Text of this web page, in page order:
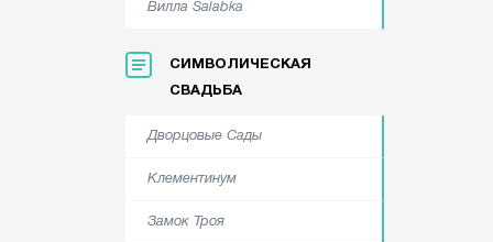
Вилла Salabka
СИМВОЛИЧЕСКАЯ
СВАДЬБА
Дворцовые Сады
Клементинум
Замок Троя